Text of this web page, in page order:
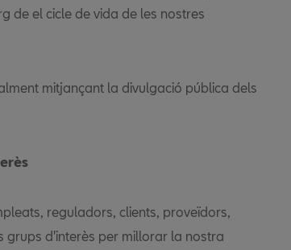
de el cicle de vida de les nostres
mitjançant la divulgació pública dels
reguladors, clients, proveïdors,
grups d'interès per millorar la nostra